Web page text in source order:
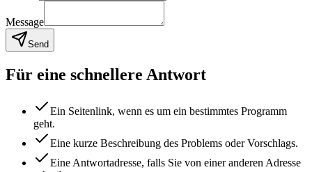
Message
Send
Für eine schnellere Antwort
Ein Seitenlink, wenn es um ein bestimmtes Programm
geht.
Eine kurze Beschreibung des Problems oder Vorschlags.
Eine Antwortadresse, falls Sie von einer anderen Adresse